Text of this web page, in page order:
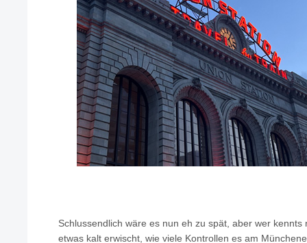
Schlussendlich wäre es nun eh zu spät, aber wer kennts
etwas kalt erwischt, wie viele Kontrollen es am